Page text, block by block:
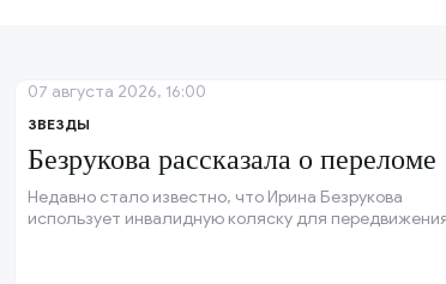
ЗВЕЗДЫ
Безрукова рассказала о переломе
Недавно стало известно, что Ирина Безрукова
использует инвалидную коляску для
07 августа 2026, 16:00